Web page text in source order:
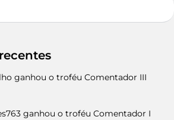
ganhou o troféu Comentador III
ganhou o troféu Comentador I